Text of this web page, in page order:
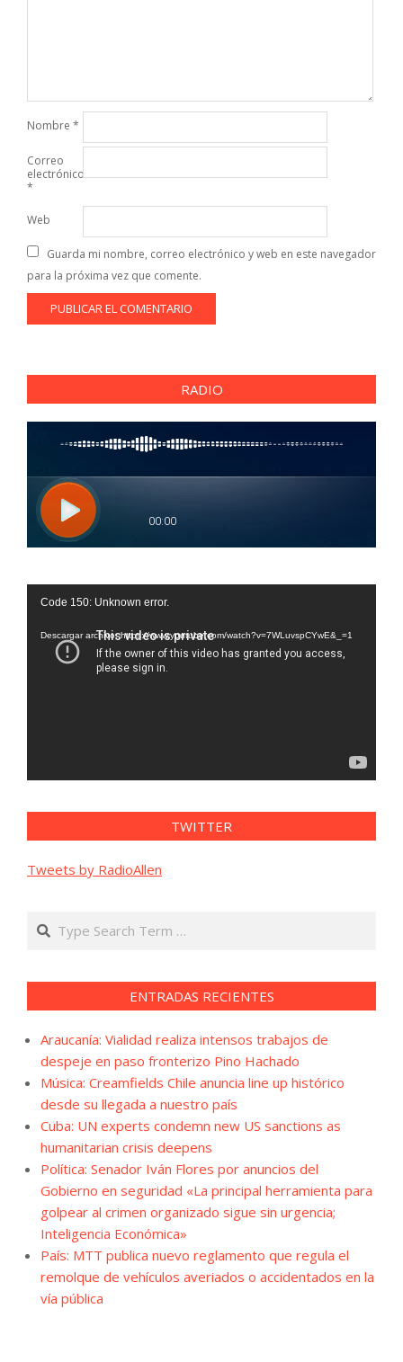
Nombre *
Correo
electrónico
*
Web
Guarda mi nombre, correo electrónico y web en este navegador
para la próxima vez que comente.
RADIO
Reproductor
vídeo
Code 150: Unknown error.
Descargar archivo: https://www.youtube.com/watch?v=7WLuvspCYwE&_=1
TWITTER
Tweets by RadioAllen
Search
ENTRADAS RECIENTES
Araucanía: Vialidad realiza intensos trabajos de
despeje en paso fronterizo Pino Hachado
Música: Creamfields Chile anuncia line up histórico
desde su llegada a nuestro país
Cuba: UN experts condemn new US sanctions as
humanitarian crisis deepens
Política: Senador Iván Flores por anuncios del
Gobierno en seguridad «La principal herramienta para
golpear al crimen organizado sigue sin urgencia;
Inteligencia Económica»
País: MTT publica nuevo reglamento que regula el
remolque de vehículos averiados o accidentados en la
vía pública